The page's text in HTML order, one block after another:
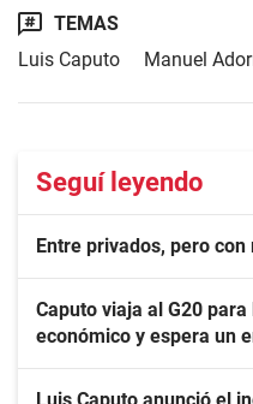
TEMAS
Luis Caputo
Manuel
Seguí leyendo
Entre privados, pero
Caputo viaja al G20
económico y espera un